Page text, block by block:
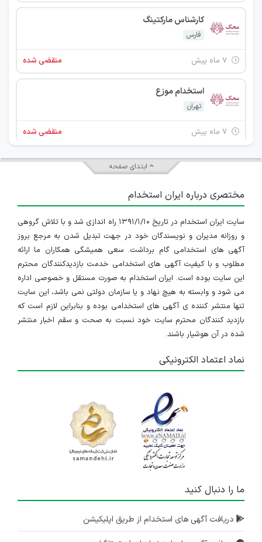
کارشناس مارکتینگ
فارس
منقضی شده
استخدام موزع
تهران
منقضی شده
کارشناس درآمد (بیمارستان)
۷ ماه پیش منقضی شده
استخدام پزشک عمومی
تهران
۷ ماه پیش منقضی شده
مدیر پشتیبانی
تهران
کارشناس توزیع قلک
۳ سال پیش
کارشناس توزیع استند
گیلان
ابتدای صفحه
مختصری درباره ایران استخدام
سایت ایران استخدام در تاریخ ۱۳۹۱/۱/۱۰ راه اندازی شد و با تلاش گروهی
و روزانه مدیران و نویسندگان خود در جهت تبدیل شدن به مرجع بروز
آگهی های استخدامی گام برداشت. سعی همیشگی همکاران ما ارائه
مطلوب و با کیفیت آگهی های استخدامی خدمت بازدیدکنندگان محترم
این سایت بوده است. ایران استخدام به صورت مستقل و خصوصی اداره
می شود و وابسته به هیچ نهاد و یا سازمان دولتی نمی باشد، این سایت
تنها منتشر کننده ی آگهی های استخدامی بوده و بنابراین لازم است که
بازدید کنندگان محترم سایت خود نسبت به صحت و سقم اخبار منتشر
شده در آن هوشیار باشند.
نماد اعتماد الکترونیکی
ما را دنبال کنید
دریافت آگهی های استخدام از طریق اپلیکیشن